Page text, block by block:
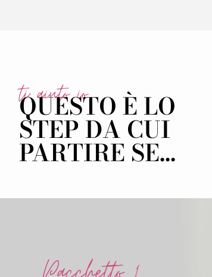
ti aiuto io
QUESTO È LO
STEP DA CUI
PARTIRE SE...